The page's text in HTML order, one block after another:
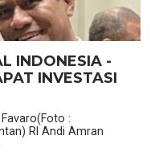
INDONESIA -
INVESTASI
:
RI Andi Amran